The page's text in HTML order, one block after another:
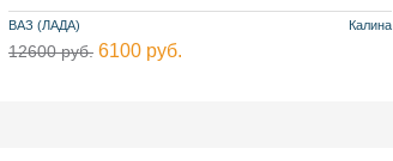
ВАЗ (ЛАДА) Калина
12600 руб. 6100 руб.